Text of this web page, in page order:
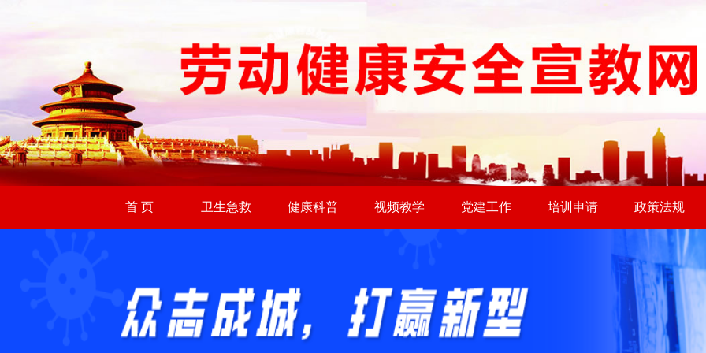
首 页 卫生急救 健康科普 视频教学 党建工作 培训申请 政策法规